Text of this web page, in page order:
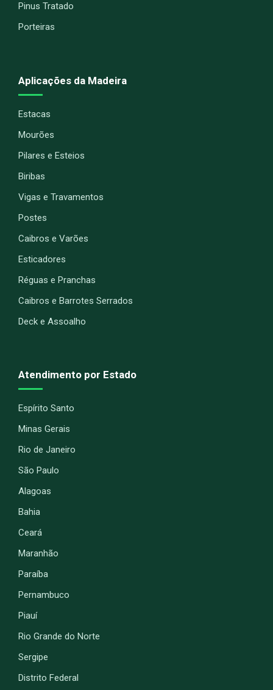
Pinus Tratado
Porteiras
Aplicações da Madeira
Estacas
Mourões
Pilares e Esteios
Biribas
Vigas e Travamentos
Postes
Caibros e Varões
Esticadores
Réguas e Pranchas
Caibros e Barrotes Serrados
Deck e Assoalho
Atendimento por Estado
Espírito Santo
Minas Gerais
Rio de Janeiro
São Paulo
Alagoas
Bahia
Ceará
Maranhão
Paraíba
Pernambuco
Piauí
Rio Grande do Norte
Sergipe
Distrito Federal